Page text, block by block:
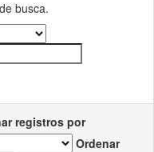
busca.
registros por
Ordenar